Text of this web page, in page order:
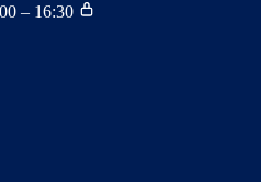
– 16:30